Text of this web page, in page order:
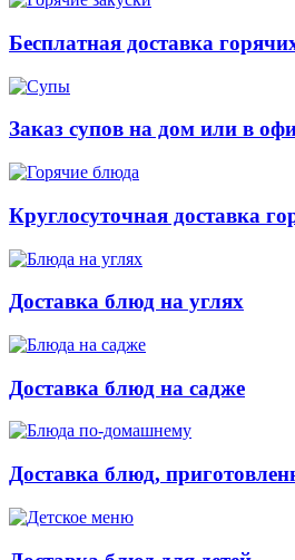
Бесплатная доставка
Заказ супов на дом или в
Круглосуточная доставка
Доставка блюд на углях
Доставка блюд на садже
Доставка блюд,